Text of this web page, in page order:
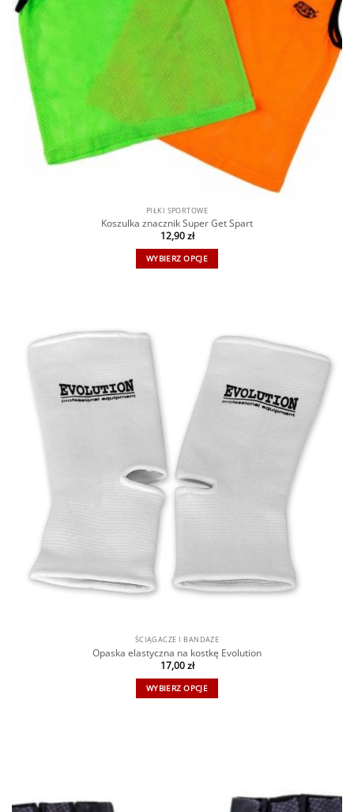
PIŁKI SPORTOWE
Koszulka znacznik Super Get Spart
12,90zł
WYBIERZ OPCJE
ŚCIĄGACZE I BANDAŻE
Opaska elastyczna na kostkę Evolution
17,00zł
WYBIERZ OPCJE